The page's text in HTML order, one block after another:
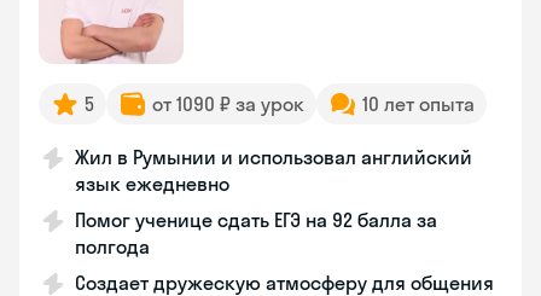
5 от 1090 ₽ за урок 10 лет опыта
Жил в Румынии и использовал английский
язык ежедневно
Помог ученице сдать ЕГЭ на 92 балла за
полгода
Создает дружескую атмосферу для общения